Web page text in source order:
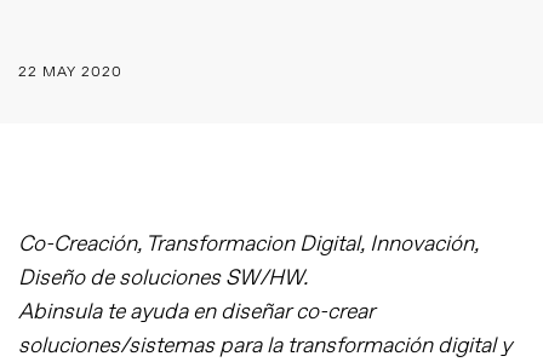
22 MAY 2020
Co-Creación, Transformacion Digital, Innovación,
Diseño de soluciones SW/HW.
Abinsula te ayuda en diseñar co-crear
soluciones/sistemas para la transformación digital y